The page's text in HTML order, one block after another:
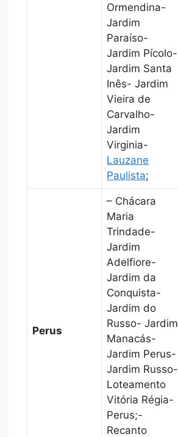
Ormendina-
Jardim
Paraíso-
Jardim Pícolo-
Jardim Santa
Inês- Jardim
Vieira de
Carvalho-
Jardim
Virginia-
Lauzane
Paulista;
Perus
– Chácara
Maria
Trindade-
Jardim
Adelfiore-
Jardim da
Conquista-
Jardim do
Russo- Jardim
Manacás-
Jardim Perus-
Jardim Russo-
Loteamento
Vitória Régia-
Perus;-
Recanto